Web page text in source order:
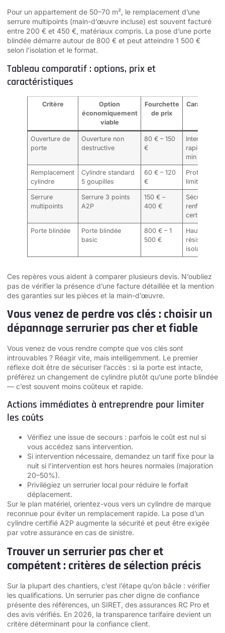
Pour un appartement de 50–70 m², le remplacement d’une
serrure multipoints (main-d’œuvre incluse) est souvent facturé
entre 200 € et 450 €, matériaux compris. La pose d’une porte
blindée démarre autour de 800 € et peut atteindre 1 500 €
selon l’isolation et le format.
Tableau comparatif : options, prix et
caractéristiques
Critère
Option
économiquement
viable
Fourchette
de prix
Ouverture de
porte
Ouverture non
destructive
80 € – 150
€
Intervention
rapide 15–45
min
Remplacement
cylindre
Cylindre standard
5 goupilles
60 € – 120
€
Protection
limitée,
Serrure
multipoints
Serrure 3 points
A2P
150 € –
400 €
Sécurité
renforcée,
certification
Porte blindée
Porte blindée
basic
800 € – 1
500 €
Haute
résistance,
isolation
Ces repères vous aident à comparer plusieurs devis. N’oubliez
pas de vérifier la présence d’une facture détaillée et la mention
des garanties sur les pièces et la main-d’œuvre.
Vous venez de perdre vos clés : choisir un
dépannage serrurier pas cher et fiable
Vous venez de vous rendre compte que vos clés sont
introuvables ? Réagir vite, mais intelligemment. Le premier
réflexe doit être de sécuriser l’accès : si la porte est intacte,
préférez un changement de cylindre plutôt qu’une porte blindée
— c’est souvent moins coûteux et rapide.
Actions immédiates à entreprendre pour limiter
les coûts
Vérifiez une issue de secours : parfois le coût est nul si
vous accédez sans intervention.
Si intervention nécessaire, demandez un tarif fixe pour la
nuit si l’intervention est hors heures normales (majoration
20–50%).
Privilégiez un serrurier local pour réduire le forfait
déplacement.
Sur le plan matériel, orientez-vous vers un cylindre de marque
reconnue pour éviter un remplacement rapide. La pose d’un
cylindre certifié A2P augmente la sécurité et peut être exigée
par votre assurance en cas de sinistre.
Trouver un serrurier pas cher et
compétent : critères de sélection précis
Sur la plupart des chantiers, c’est l’étape qu’on bâcle : vérifier
les qualifications. Un serrurier pas cher digne de confiance
présente des références, un SIRET, des assurances RC Pro et
des avis vérifiés. En 2026, la transparence tarifaire devient un
critère déterminant pour la confiance client.